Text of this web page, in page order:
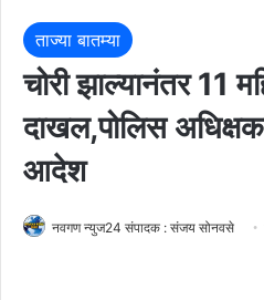
ताज्या बातम्या
चोरी झाल्यानंतर 11
दाखल,पोलिस
आदेश
नवगण न्युज24 संपादक : संजय सोनवसे